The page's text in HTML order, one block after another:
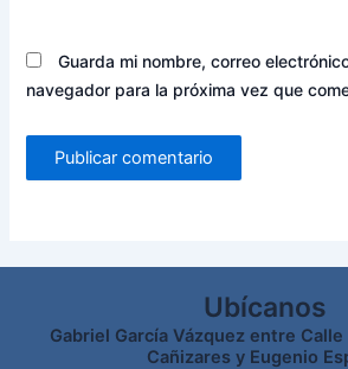
Guarda mi nombre, correo
navegador para la próxima vez que
Ubícanos
Gabriel García Vázquez entre
Cañizares y Eugenio